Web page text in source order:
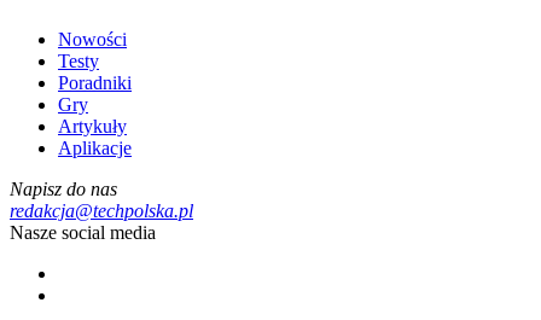
Nowości
Testy
Poradniki
Gry
Artykuły
Aplikacje
Napisz do nas
redakcja@techpolska.pl
Nasze social media